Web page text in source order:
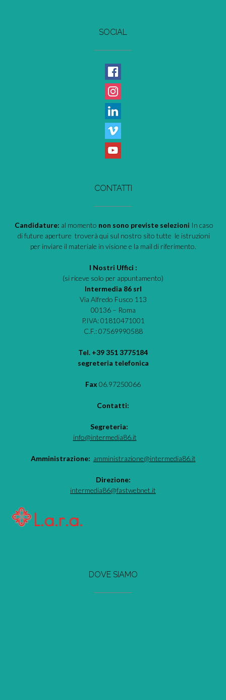
SOCIAL
CONTATTI
Candidature: al momento non sono previste selezioni In caso
di future aperture troverà qui sul nostro sito tutte le istruzioni
per inviare il materiale in visione e la mail di riferimento.
I Nostri Uffici :
(si riceve solo per appuntamento)
Intermedia 86 srl
Via Alfredo Fusco 113
00136 – Roma
P.IVA: 01810471001
C.F.: 07569990588
Tel. +39 351 3775184
segreteria telefonica
Fax 06.97250066
Contatti:
Segreteria:
info@intermedia86.it
Amministrazione: amministrazione@intermedia86.it
Direzione:
intermedia86@fastwebnet.it
DOVE SIAMO